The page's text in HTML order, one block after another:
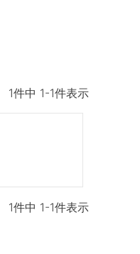
1件中 1-1件表示
1件中 1-1件表示